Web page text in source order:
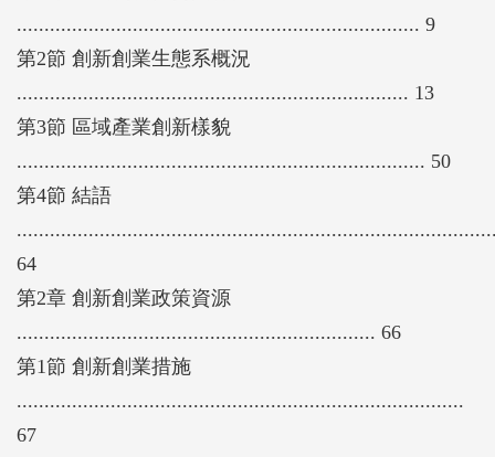
展成果並提出對未來的展望。
......................................................................... 9
第2節 創新創業生態系概況
....................................................................... 13
第3節 區域產業創新樣貌
.......................................................................... 50
第4節 結語
64
第2章 創新創業政策資源
................................................................. 66
第1節 創新創業措施
.................................................................................
67